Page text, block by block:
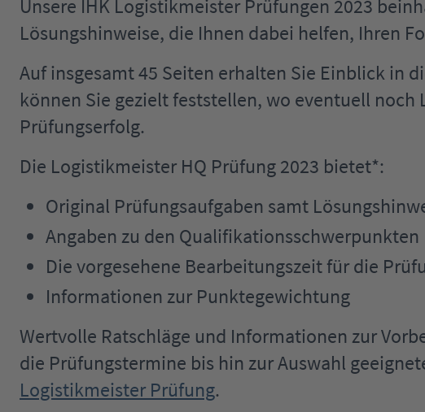
Unsere IHK Logistikmeister Prüfungen 2023
Lösungshinweise, die Ihnen dabei helfen, Ihren
Auf insgesamt 45 Seiten erhalten Sie Einblick in
können Sie gezielt feststellen, wo eventuell
Prüfungserfolg.
Die Logistikmeister HQ Prüfung 2023 bietet*:
Original Prüfungsaufgaben samt
Angaben zu den Qualifikationsschwerpunkten
Die vorgesehene Bearbeitungszeit für die
Informationen zur Punktegewichtung
Wertvolle Ratschläge und Informationen zur
die Prüfungstermine bis hin zur Auswahl
Logistikmeister Prüfung.